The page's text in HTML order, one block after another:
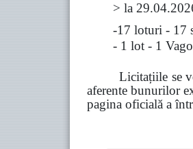
> la
-17 loturi - 17
- 1 lot - 1
Licitațiile se
aferente bunurilor
pagina oficială a